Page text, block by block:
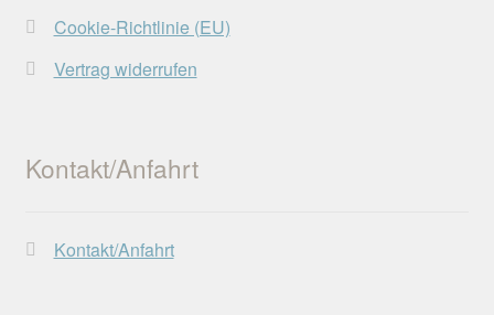
Cookie-Richtlinie (EU)
Vertrag widerrufen
Kontakt/Anfahrt
Kontakt/Anfahrt